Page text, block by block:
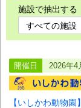
施設で抽出する
開催日 2026年4
【いしかわ動物